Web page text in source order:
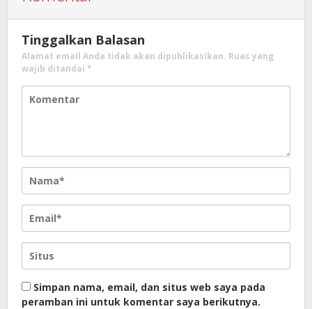
Tinggalkan Balasan
Alamat email Anda tidak akan dipublikasikan. Ruas yang
wajib ditandai *
Simpan nama, email, dan situs web saya pada
peramban ini untuk komentar saya berikutnya.